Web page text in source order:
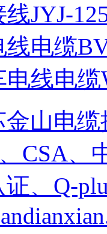
JYJ-
电缆
线电
金山电
CSA、
、Q-